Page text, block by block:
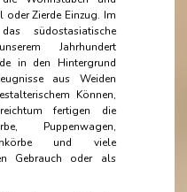
Zierde Einzug. Im
südostasiatische
Jahrhundert
in den Hintergrund
aus Weiden
Können,
fertigen die
Puppenwagen,
und viele
Gebrauch oder als